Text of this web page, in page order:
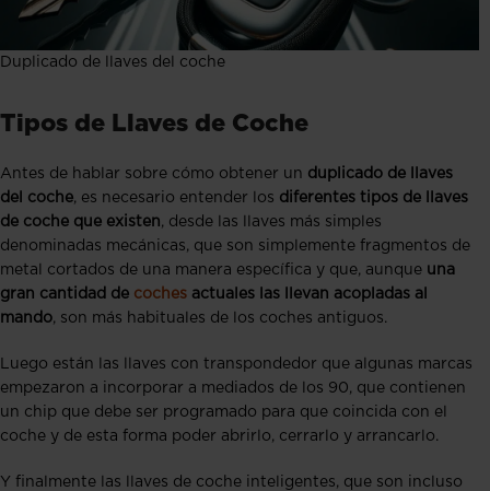
Duplicado de llaves del coche
Tipos de Llaves de Coche
Antes de hablar sobre cómo obtener un duplicado de llaves
del coche, es necesario entender los diferentes tipos de llaves
de coche que existen, desde las llaves más simples
denominadas mecánicas, que son simplemente fragmentos de
metal cortados de una manera específica y que, aunque una
gran cantidad de coches actuales las llevan acopladas al
mando, son más habituales de los coches antiguos.
Luego están las llaves con transpondedor que algunas marcas
empezaron a incorporar a mediados de los 90, que contienen
un chip que debe ser programado para que coincida con el
coche y de esta forma poder abrirlo, cerrarlo y arrancarlo.
Y finalmente las llaves de coche inteligentes, que son incluso